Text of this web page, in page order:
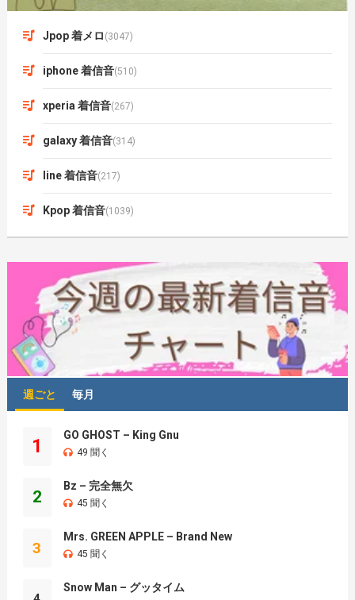
Jpop 着メロ (3047)
iphone 着信音(510)
xperia 着信音(267)
galaxy 着信音(314)
line 着信音(217)
Kpop 着信音(1039)
週ごと 毎月
1
GO GHOST – King Gnu
49 聞く
2
Bz – 完全無欠
45 聞く
3
Mrs. GREEN APPLE – Brand New
45 聞く
Snow Man – グッタイム